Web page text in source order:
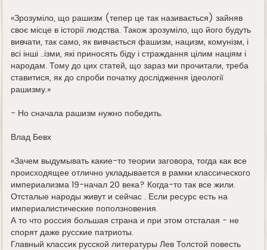
«Зрозуміло, що рашизм (тепер це так називається) зайняв
своє місце в історії людства. Також зрозуміло, що його будуть
вивчати, так само, як вивчається фашизм, нацизм, комунізм, і
всі інші ..ізми, які приносять біду і страждання цілим націям і
народам. Тому до цих статей, що зараз ми прочитали, треба
ставитися, як до спроби початку дослідження ідеології
рашизму.»
- Но сначала рашизм нужно победить.
Влад Бевх
«Зачем выдумывать какие-то теории заговора, тогда как все
происходящее отлично укладывается в рамки классического
империализма 19-начал 20 века? Когда-то так все жили.
Отсталые народы живут и сейчас . Если ресурс есть на
империалистические поползновения.
А то что россия большая страна и при этом отсталая - не
спорят даже русские патриоты.
Главный классик русской литературы Лев Толстой повесть